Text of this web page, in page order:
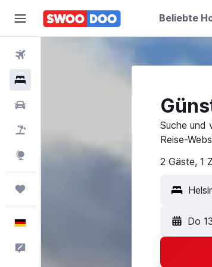
Beliebte
Suche und
Reise-
2 Gäste, 1
Do